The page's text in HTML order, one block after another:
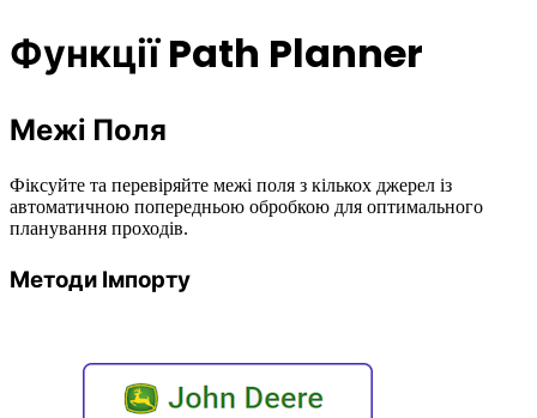
Функції Path Planner
Межі Поля
Фіксуйте та перевіряйте межі поля з кількох джерел із
автоматичною попередньою обробкою для оптимального
планування проходів.
Методи Імпорту